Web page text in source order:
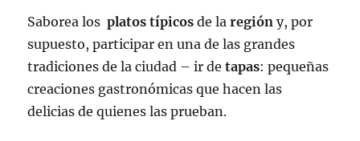
Saborea losplatos típicos de laregión y, por
supuesto, participar en una de las grandes
tradiciones de la ciudad – ir detapas: pequeñas
creaciones gastronómicas que hacen las
delicias de quienes las prueban.